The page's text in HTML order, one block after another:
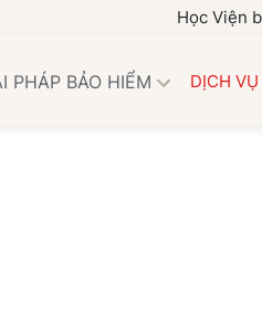
Học Viện bảo
PHÁP BẢO HIỂM DỊCH